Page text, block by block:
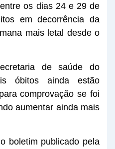
os dias 24 e 29 de
em decorrência da
mais letal desde o
de saúde do
óbitos ainda estão
comprovação se foi
aumentar ainda mais
boletim publicado pela